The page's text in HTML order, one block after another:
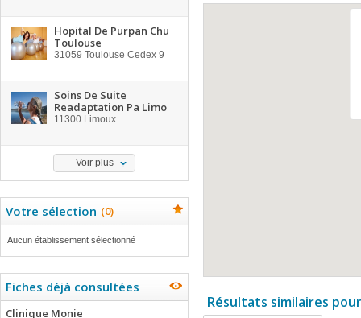
Hopital De Purpan Chu
Toulouse
31059 Toulouse Cedex 9
Soins De Suite
Readaptation Pa Limo
11300 Limoux
Voir plus
Votre sélection (0)
Aucun établissement sélectionné
Fiches déjà consultées
Clinique Monie
Résultats similaires